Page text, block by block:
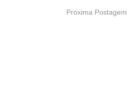
Próxima Postagem